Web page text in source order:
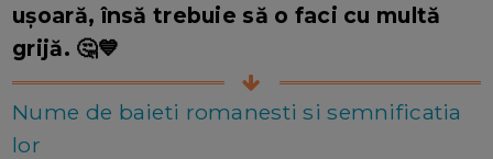
ușoară, însă trebuie să o faci cu multă
grijă. 🤔💙
Nume de baieti romanesti si semnificatia
lor